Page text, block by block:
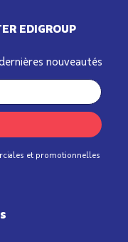
EDIGROUP
nouveautés
et promotionnelles